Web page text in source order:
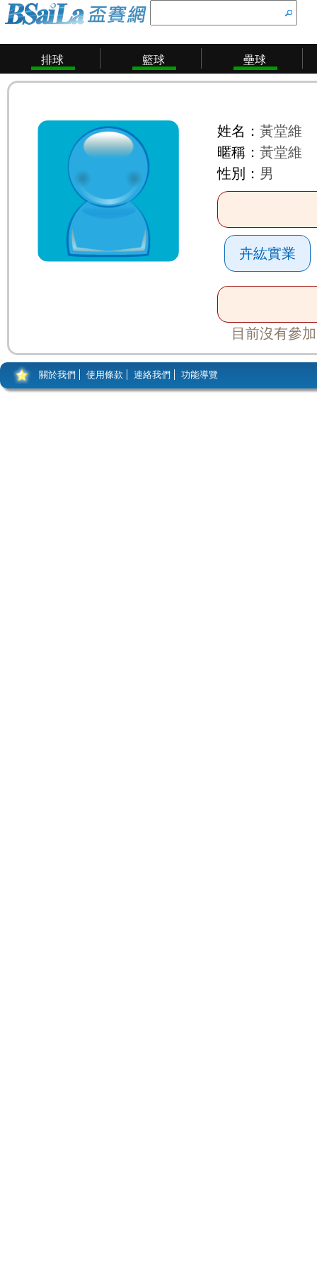
排球 籃球 壘球
姓名： 黃堂維
暱稱： 黃堂維
性別： 男
卉紘實業
目前沒有參
關於我們 使用條款 連絡我們 功能導覽